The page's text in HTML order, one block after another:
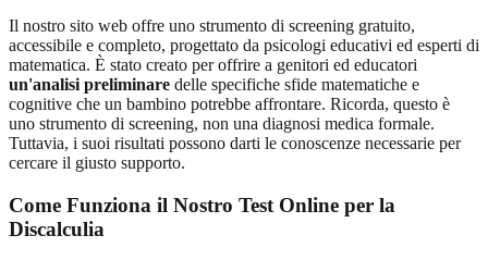
Il nostro sito web offre uno strumento di screening gratuito,
accessibile e completo, progettato da psicologi educativi ed esperti di
matematica. È stato creato per offrire a genitori ed educatori
un'analisi preliminare delle specifiche sfide matematiche e
cognitive che un bambino potrebbe affrontare. Ricorda, questo è
uno strumento di screening, non una diagnosi medica formale.
Tuttavia, i suoi risultati possono darti le conoscenze necessarie per
cercare il giusto supporto.
Come Funziona il Nostro Test Online per la
Discalculia